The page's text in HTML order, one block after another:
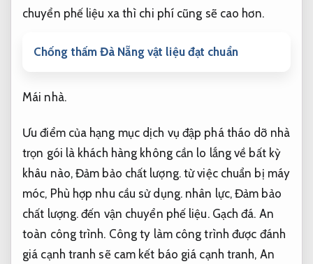
chuyển phế liệu xa thì chi phí cũng sẽ cao hơn.
Chống thấm Đà Nẵng vật liệu đạt chuẩn
Mái nhà.
Ưu điểm của hạng mục dịch vụ đập phá tháo dỡ nhà
trọn gói là khách hàng không cần lo lắng về bất kỳ
khâu nào, Đảm bảo chất lượng.từ việc chuẩn bị máy
móc, Phù hợp nhu cầu sử dụng.nhân lực,Đảm bảo
chất lượng. đến vận chuyển phế liệu. Gạch đá. An
toàn công trình. Công ty làm công trình được đánh
giá cạnh tranh sẽ cam kết báo giá cạnh tranh, An